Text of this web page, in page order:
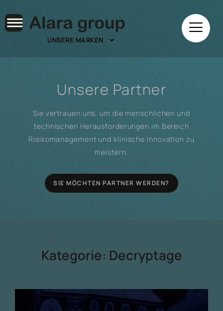
UNSERE MARKEN
Unsere Partner
Sie vertrauen uns, um die menschlichen und
technischen Herausforderungen im Bereich
Risikomanagement und klinische Innovation zu
meistern.
SIE MÖCHTEN PARTNER WERDEN?
Kategorie: Decryptage